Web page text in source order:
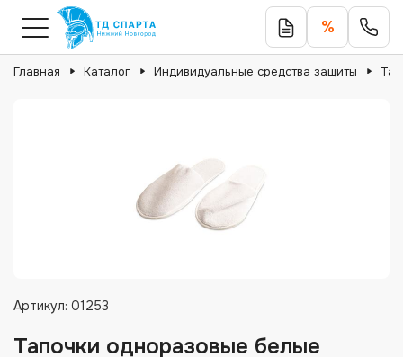
%
Главная Каталог Индивидуальные средства защиты
Артикул: 01253
Тапочки одноразовые белые